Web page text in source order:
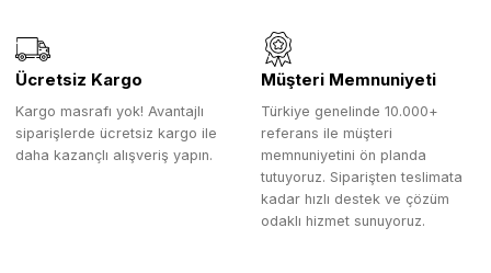
Ücretsiz Kargo
Kargo masrafı yok! Avantajlı
siparişlerde ücretsiz kargo ile
daha kazançlı alışveriş yapın.
Müşteri Memnuniyeti
Türkiye genelinde 10.000+
referans ile müşteri
memnuniyetini ön planda
tutuyoruz. Siparişten teslimata
kadar hızlı destek ve çözüm
odaklı hizmet sunuyoruz.